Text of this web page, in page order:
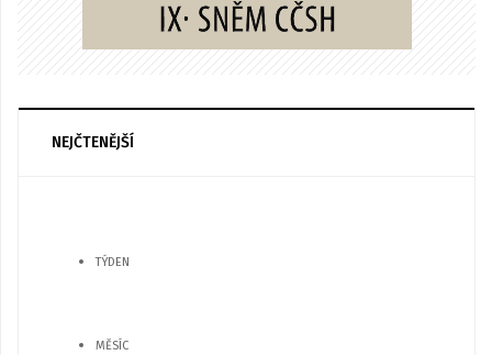
NEJČTENĚJŠÍ
TÝDEN
MĚSÍC